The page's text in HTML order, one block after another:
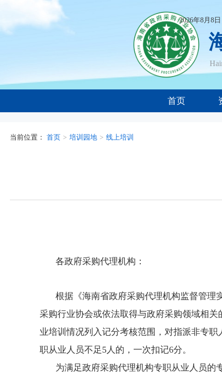
2026年8月8
首页
当前位置： 首页 > 培训园地 > 线上培训
各政府采购代理机构：
根据《海南省政府采购代理机构监督管理
采购行业协会或依法取得与政府采购领域相
业培训情况列入记分考核范围，对指派非专
职从业人员不足5人的，一次扣记6分。
为满足政府采购代理机构专职从业人员的